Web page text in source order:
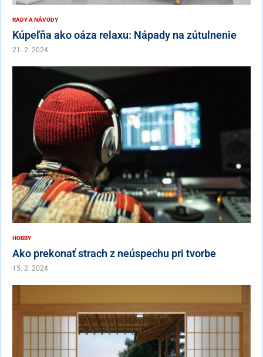
RADY A NÁVODY
Kúpeľňa ako oáza relaxu: Nápady na zútulnenie
21. 2. 2024
HOBBY
Ako prekonať strach z neúspechu pri tvorbe
15. 2. 2024